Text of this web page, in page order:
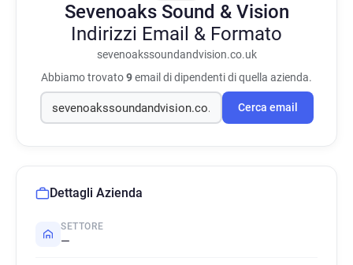
Sevenoaks Sound & Vision
Indirizzi Email & Formato
sevenoakssoundandvision.co.uk
Abbiamo trovato9email di dipendenti di quella azienda.
Cerca email
Dettagli Azienda
SETTORE
—